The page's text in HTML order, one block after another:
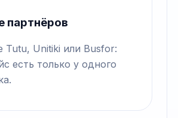
партнёров
Tutu, Unitiki или Busfor:
есть только у одного